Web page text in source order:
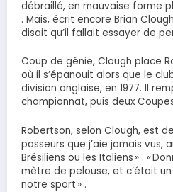
débraillé, en mauvaise forme
. Mais, écrit encore Brian
disait qu’il fallait essayer de
Coup de génie, Clough place
où il s’épanouit alors que le
division anglaise, en 1977. Il
championnat, puis deux
Robertson, selon Clough, est
passeurs que j’aie jamais vus,
Brésiliens ou les Italiens » . «
mètre de pelouse, et c’était
notre sport » .